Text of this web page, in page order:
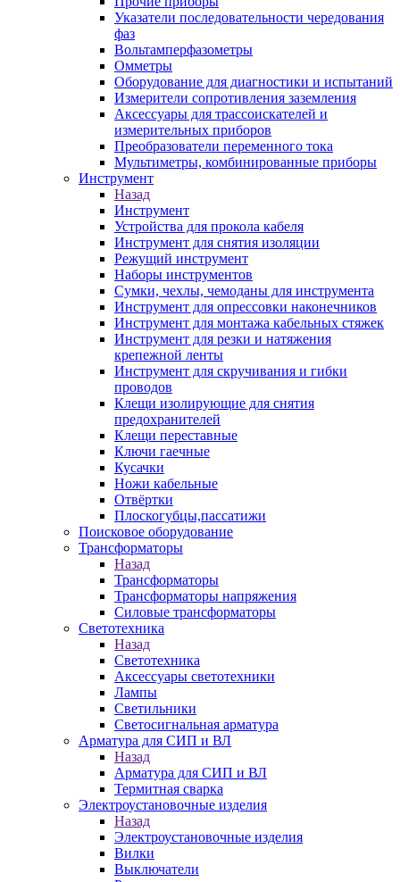
Указатели последовательности чередования
фаз
Вольтамперфазометры
Омметры
Оборудование для диагностики и испытаний
Измерители сопротивления заземления
Аксессуары для трассоискателей и
измерительных приборов
Преобразователи переменного тока
Мультиметры, комбинированные приборы
Инструмент
Назад
Инструмент
Устройства для прокола кабеля
Инструмент для снятия изоляции
Режущий инструмент
Наборы инструментов
Сумки, чехлы, чемоданы для инструмента
Инструмент для опрессовки наконечников
Инструмент для монтажа кабельных стяжек
Инструмент для резки и натяжения
крепежной ленты
Инструмент для скручивания и гибки
проводов
Клещи изолирующие для снятия
предохранителей
Клещи переставные
Ключи гаечные
Кусачки
Ножи кабельные
Отвёртки
Плоскогубцы,пассатижи
Поисковое оборудование
Трансформаторы
Назад
Трансформаторы
Трансформаторы напряжения
Силовые трансформаторы
Светотехника
Назад
Светотехника
Аксессуары светотехники
Лампы
Светильники
Светосигнальная арматура
Арматура для СИП и ВЛ
Назад
Арматура для СИП и ВЛ
Термитная сварка
Электроустановочные изделия
Назад
Электроустановочные изделия
Вилки
Выключатели